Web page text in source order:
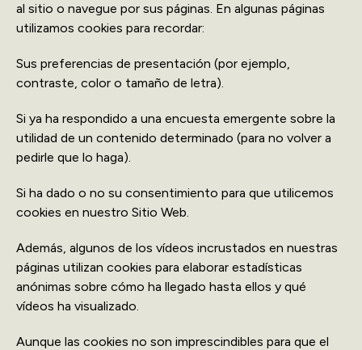
al sitio o navegue por sus páginas. En algunas páginas
utilizamos cookies para recordar:
Sus preferencias de presentación (por ejemplo,
contraste, color o tamaño de letra).
Si ya ha respondido a una encuesta emergente sobre la
utilidad de un contenido determinado (para no volver a
pedirle que lo haga).
Si ha dado o no su consentimiento para que utilicemos
cookies en nuestro Sitio Web.
Además, algunos de los vídeos incrustados en nuestras
páginas utilizan cookies para elaborar estadísticas
anónimas sobre cómo ha llegado hasta ellos y qué
vídeos ha visualizado.
Aunque las cookies no son imprescindibles para que el